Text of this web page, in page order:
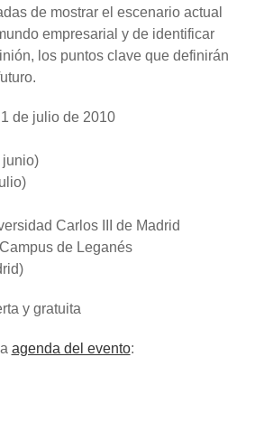
de mostrar el escenario actual
empresarial y de identificar
los puntos clave que definirán
de julio de 2010
junio)
Carlos III de Madrid
de Leganés
y gratuita
agenda del evento: